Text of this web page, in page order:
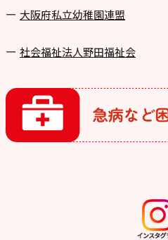
⼤阪府私⽴幼稚園連盟
社会福祉法人野田福祉会